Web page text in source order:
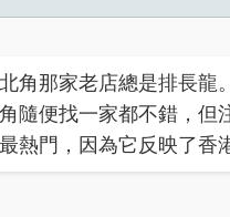
角那家老店總是排長
隨便找一家都不錯，但
熱門，因為它反映了香